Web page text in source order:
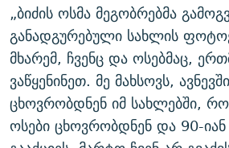
„ბიძის ოსმა მეგობრებმა
განადგურებული სახლის
მხარემ, ჩვენც და ოსებმაც,
ვაწყენინეთ. მე მახსოვს,
ცხოვრობდნენ იმ სახლებში,
ოსები ცხოვრობდნენ და 90-იან